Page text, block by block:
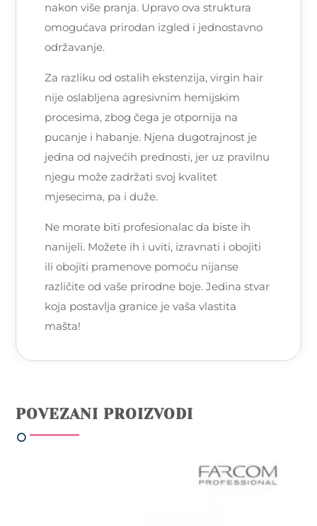
nakon više pranja. Upravo ova struktura
omogućava prirodan izgled i jednostavno
održavanje.
Za razliku od ostalih ekstenzija, virgin hair
nije oslabljena agresivnim hemijskim
procesima, zbog čega je otpornija na
pucanje i habanje. Njena dugotrajnost je
jedna od najvećih prednosti, jer uz pravilnu
njegu može zadržati svoj kvalitet
mjesecima, pa i duže.
Ne morate biti profesionalac da biste ih
nanijeli. Možete ih i uviti, izravnati i obojiti
ili obojiti pramenove pomoću nijanse
različite od vaše prirodne boje. Jedina stvar
koja postavlja granice je vaša vlastita
mašta!
POVEZANI PROIZVODI